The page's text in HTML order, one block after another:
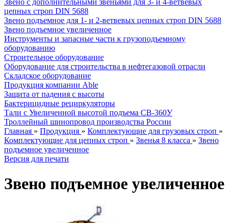
Звено с дополнительными звеньями для 3- и 4-ветвевых
цепных строп DIN 5688
Звено подъемное для 1- и 2-ветвевых цепных строп DIN 5688
Звено подъемное увеличенное
Инструменты и запасные части к грузоподъемному
оборудованию
Строительное оборудование
Оборудование для строительства в нефтегазовой отрасли
Складское оборудование
Продукция компании Able
Защита от падения с высоты
Бактерицидные рециркуляторы
Тали с Увеличенной высотой подъема СВ-360У
Троллейный шинопровод производства России
Главная » Продукция » Комплектующие для грузовых строп »
Комплектующие для цепных строп » Звенья 8 класса » Звено
подъемное увеличенное
Версия для печати
Звено подъемное увеличенное